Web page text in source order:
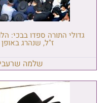
גדולי התורה ספדו בבכי:
ז"ל, שנהרג
שלמה